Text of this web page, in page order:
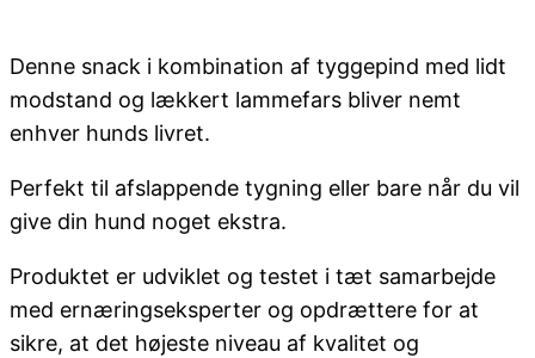
Denne snack i kombination af tyggepind med lidt
modstand og lækkert lammefars bliver nemt
enhver hunds livret.
Perfekt til afslappende tygning eller bare når du vil
give din hund noget ekstra.
Produktet er udviklet og testet i tæt samarbejde
med ernæringseksperter og opdrættere for at
sikre, at det højeste niveau af kvalitet og